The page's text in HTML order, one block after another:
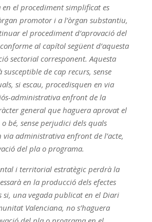
en el procediment simplificat es
promotor i a l’òrgan substantiu,
el procediment d’aprovació del
al capítol següent d’aquesta
sectorial corresponent. Aquesta
susceptible de cap recurs, sense
si escau, procedisquen en via
administrativa enfront de la
general que haguera aprovat el
bé, sense perjudici dels quals
via administrativa enfront de l’acte,
del pla o programa.
i territorial estratègic perdrà la
en la producció dels efectes
si, una vegada publicat en el Diari
Valenciana, no s’haguera